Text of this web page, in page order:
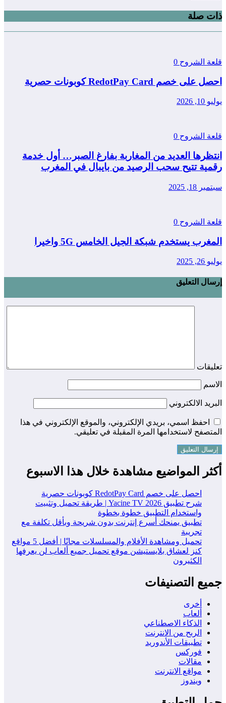
ذات صلة
قلعة الشروح 0
احصل على خصم RedotPay Card كوبونات حصرية
يوليو 10, 2026
قلعة الشروح 0
انتظرها العديد من المغاربة بفارغ الصبر… أول خدمة
رقمية تتيح سحب الرصيد من بايبال في المغرب
سبتمبر 18, 2025
قلعة الشروح 0
المغرب يستخدم شبكة الجيل الخامس 5G واخيرا
يوليو 26, 2025
إرسال التعليق
تعليقات
الاسم
البريد الالكتروني
احفظ اسمي، بريدي الإلكتروني، والموقع الإلكتروني في هذا
المتصفح لاستخدامها المرة المقبلة في تعليقي.
أكثر المواضيع مشاهدة خلال هذا الاسبوع
احصل على خصم RedotPay Card كوبونات حصرية
شرح تطبيق Yacine TV 2026 | طريقة تحميل وتثبيت
واستخدام التطبيق خطوة بخطوة
تطبيق يمنحك أسرع إنترنت بدون شريحة وبأقل تكلفة مع
تجريبة
تحميل ومشاهدة الأفلام والمسلسلات مجانًا | أفضل 5 مواقع
كنز لعشاق بلايستيشن موقع تحميل جميع ألعاب لن يعرفها
الكثيرون
جميع التصنيفات
أخرى
ألعاب
الذكاء الاصطناعي
الربح من الانترنت
تطبيقات الأندوريد
فوركس
مقالات
مواقع الانترنت
ويندوز